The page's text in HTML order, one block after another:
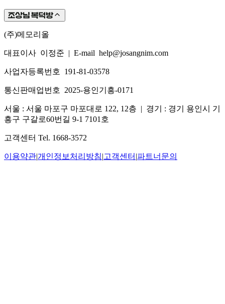
(주)메모리올
대표이사 이정준 | E-mail help@josangnim.com
사업자등록번호 191-81-03578
통신판매업번호 2025-용인기흥-0171
서울 : 서울 마포구 마포대로 122, 12층 | 경기 : 경기 용인시 기
흥구 구갈로60번길 9-1 7101호
고객센터 Tel. 1668-3572
이용약관|개인정보처리방침|고객센터 |파트너문의